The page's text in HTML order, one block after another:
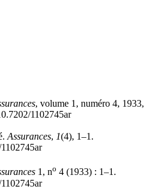
, volume 1, numéro 4, 1933,
1102745ar
Assurances, 1(4), 1–1.
1, no 4 (1933) : 1–1.